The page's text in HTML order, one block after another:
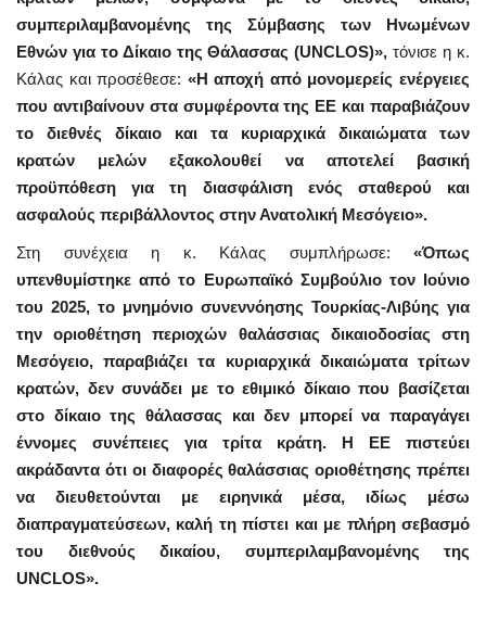
συμπεριλαμβανομένης της Σύμβασης των Ηνωμένων
Εθνών για το Δίκαιο της Θάλασσας (UNCLOS)», τόνισε η κ.
Κάλας και προσέθεσε: «Η αποχή από μονομερείς ενέργειες
που αντιβαίνουν στα συμφέροντα της ΕΕ και παραβιάζουν
το διεθνές δίκαιο και τα κυριαρχικά δικαιώματα των
κρατών μελών εξακολουθεί να αποτελεί βασική
προϋπόθεση για τη διασφάλιση ενός σταθερού και
ασφαλούς περιβάλλοντος στην Ανατολική Μεσόγειο».
Στη συνέχεια η κ. Κάλας συμπλήρωσε: «Όπως
υπενθυμίστηκε από το Ευρωπαϊκό Συμβούλιο τον Ιούνιο
του 2025, το μνημόνιο συνεννόησης Τουρκίας-Λιβύης για
την οριοθέτηση περιοχών θαλάσσιας δικαιοδοσίας στη
Μεσόγειο, παραβιάζει τα κυριαρχικά δικαιώματα τρίτων
κρατών, δεν συνάδει με το εθιμικό δίκαιο που βασίζεται
στο δίκαιο της θάλασσας και δεν μπορεί να παραγάγει
έννομες συνέπειες για τρίτα κράτη. Η ΕΕ πιστεύει
ακράδαντα ότι οι διαφορές θαλάσσιας οριοθέτησης πρέπει
να διευθετούνται με ειρηνικά μέσα, ιδίως μέσω
διαπραγματεύσεων, καλή τη πίστει και με πλήρη σεβασμό
του διεθνούς δικαίου, συμπεριλαμβανομένης της
UNCLOS».